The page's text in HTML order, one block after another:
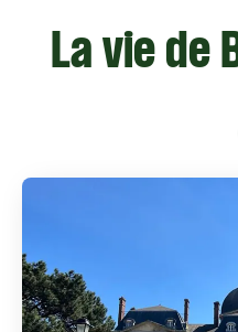
La vie de